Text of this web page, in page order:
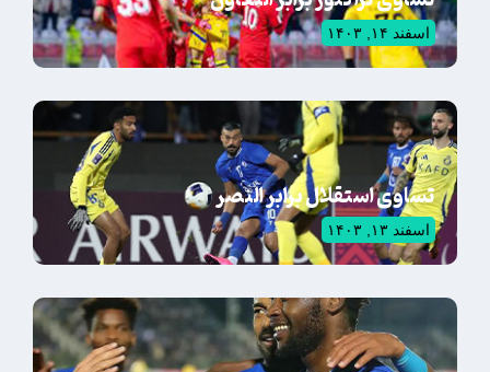
اسفند ۱۴, ۱۴۰۳
تساوی استقلال برابر النصر
اسفند ۱۳, ۱۴۰۳